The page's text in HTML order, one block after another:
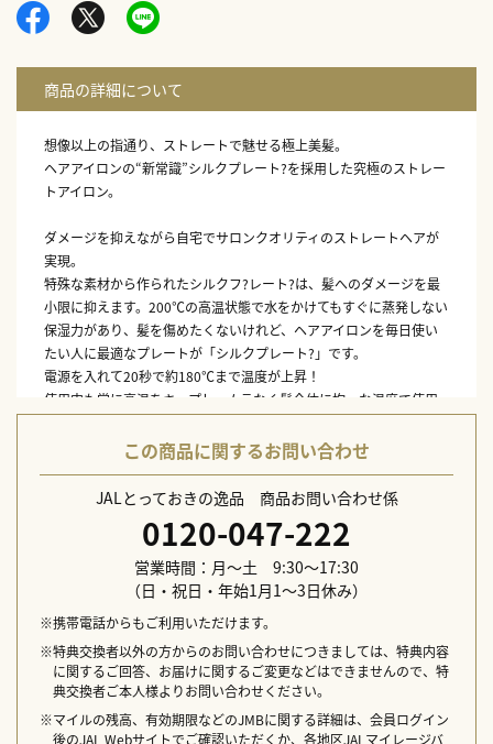
想像以上の指通り、ストレートで魅せる極上美髪。
ヘアアイロンの“新常識”シルクプレート?を採用した究極のストレー
トアイロン。
ダメージを抑えながら自宅でサロンクオリティのストレートヘアが
実現。
特殊な素材から作られたシルクフ?レート?は、髪へのダメージを最
小限に抑えます。200℃の高温状態で水をかけてもすぐに蒸発しない
保湿力があり、髪を傷めたくないけれど、ヘアアイロンを毎日使い
たい人に最適なプレートが「シルクプレート?」です。
電源を入れて20秒で約180℃まで温度が上昇！
使用中も常に高温をキープし、ムラなく髪全体に均一な温度で使用
約130?220℃まで10℃単位で設定することができます。
本体サイズ：約W288×D39×H62mm
本体重量：約245g（本体のみ）
電源：AC100V 50/60Hz
消費電力：48W
コードの長さ：約2.5m
温度調節：約130～220℃（10℃単位で可能）
配送日指定不可
この商品に関するお問い合わせ
JALとっておきの逸品 商品お問い合わせ係
0120-047-222
営業時間：月～土 9:30～17:30
（日・祝日・年始1月1～3日休み）
※携帯電話からもご利用いただけます。
※特典交換者以外の方からのお問い合わせにつきましては、特典内容
に関するご回答、お届けに関するご変更などはできませんので、特
典交換者ご本人様よりお問い合わせください。
※マイルの残高、有効期限などのJMBに関する詳細は、会員ログイン
後のJAL Webサイトでご確認いただくか、各地区JALマイレージバ